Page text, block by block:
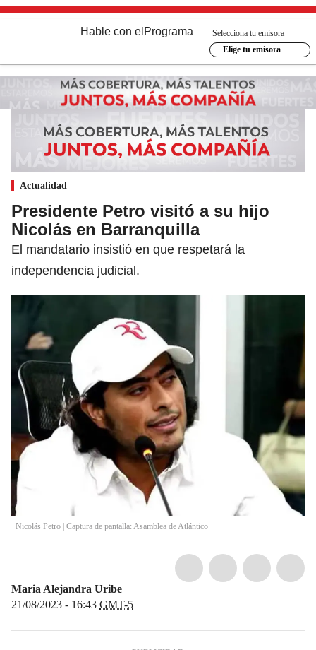
Hable con el Programa
Selecciona tu emisora
Elige tu emisora
Actualidad
Presidente Petro visitó a su hijo
Nicolás en Barranquilla
El mandatario insistió en que respetará la
independencia judicial.
Nicolás Petro | Captura de pantalla: Asamblea de Atlántico
Maria Alejandra Uribe
21/08/2023 - 16:43 GMT-5